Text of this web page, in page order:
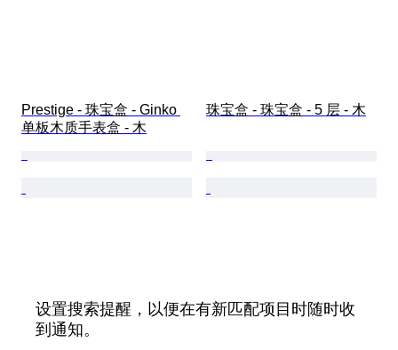
Prestige - 珠宝盒 - Ginko
单板木质手表盒 - 木
珠宝盒 - 珠宝盒 - 5 层 - 木
设置搜索提醒，以便在有新匹配项目时随时收
到通知。